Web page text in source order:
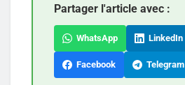
Partager l'article avec :
WhatsApp LinkedIn
Facebook Telegram